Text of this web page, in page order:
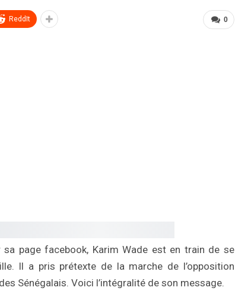
0
ReddIt
sa page facebook, Karim Wade est en train de se
Il a pris prétexte de la marche de l’opposition
Sénégalais. Voici l’intégralité de son message.